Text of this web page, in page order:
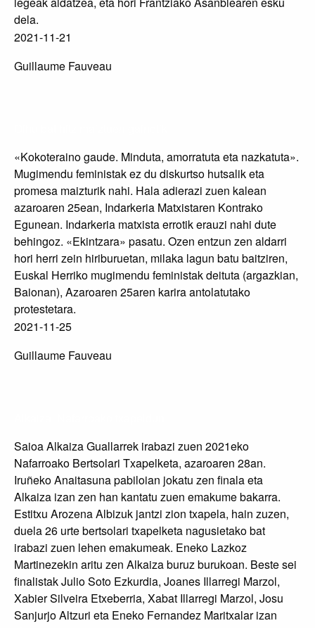
dela.
2021-11-21
Guillaume Fauveau
«Kokoteraino gaude. Minduta, amorratuta eta nazkatuta».
Mugimendu feministak ez du diskurtso hutsalik eta
promesa maizturik nahi. Hala adierazi zuen kalean
azaroaren 25ean, Indarkeria Matxistaren Kontrako
Egunean. Indarkeria matxista errotik erauzi nahi dute
behingoz. «Ekintzara» pasatu. Ozen entzun zen aldarri
hori herri zein hiriburuetan, milaka lagun batu baitziren,
Euskal Herriko mugimendu feministak deituta (argazkian,
Baionan), Azaroaren 25aren karira antolatutako
protestetara.
2021-11-25
Guillaume Fauveau
Saioa Alkaiza Guallarrek irabazi zuen 2021eko
Nafarroako Bertsolari Txapelketa, azaroaren 28an.
Iruñeko Anaitasuna pabiloian jokatu zen finala eta
Alkaiza izan zen han kantatu zuen emakume bakarra.
Estitxu Arozena Albizuk jantzi zion txapela, hain zuzen,
duela 26 urte bertsolari txapelketa nagusietako bat
irabazi zuen lehen emakumeak. Eneko Lazkoz
Martinezekin aritu zen Alkaiza buruz burukoan. Beste sei
finalistak Julio Soto Ezkurdia, Joanes Illarregi Marzol,
Xabier Silveira Etxeberria, Xabat Illarregi Marzol, Josu
Sanjurjo Altzuri eta Eneko Fernandez Maritxalar izan